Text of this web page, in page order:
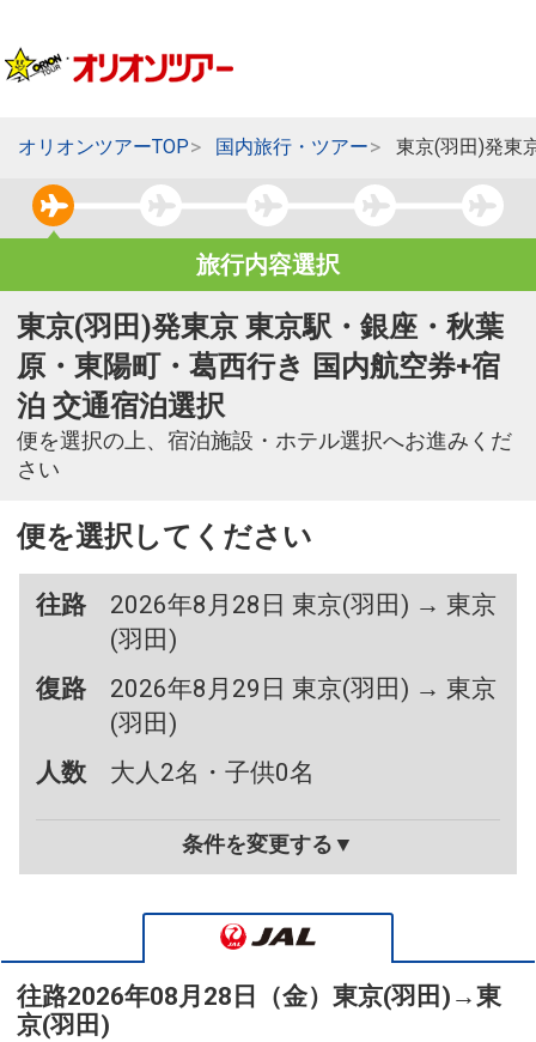
オリオンツアーTOP 国内旅行・ツアー 東京(羽田)発東
旅行内容選択
東京(羽田)発東京 東京駅・銀座・秋葉
原・東陽町・葛西行き 国内航空券+宿
泊 交通宿泊選択
便を選択の上、宿泊施設・ホテル選択へお進みくだ
さい
便を選択してください
往路
2026年8月28日 東京(羽田) → 東京
(羽田)
復路
2026年8月29日 東京(羽田) → 東京
(羽田)
人数
大人2名・子供0名
条件を変更する▼
往路2026年08月28日（金） 東京(羽田) →東
京(羽田)